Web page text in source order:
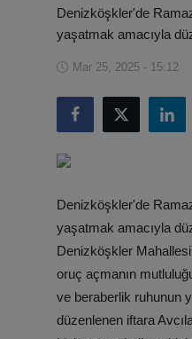
Kullanım Şartnamesi
Veri Politikası
Denizköşkler'de
yaşatmak amacıyla
Mar 25, 2025 - 15:12
Denizköşkler'de
yaşatmak amacıyla
Denizköşkler
oruç açmanın
ve beraberlik ruhunun
düzenlenen iftara